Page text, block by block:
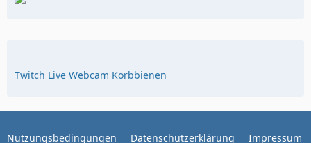
Twitch Live Webcam Korbbienen
Nutzungsbedingungen Datenschutzerklärung Impressum